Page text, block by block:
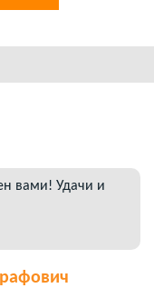
вами! Удачи и